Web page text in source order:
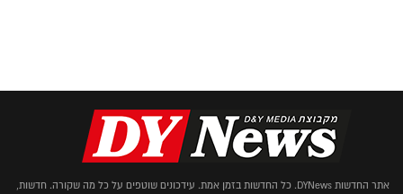
אתר החדשות DYNews. כל החדשות בזמן אמת. עידכונים שוטפים על כל מה שקורה. חדשות,